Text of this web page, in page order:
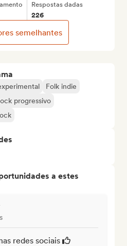
Folk indie
progressivo
a estes
redes sociais
Respostas dadas
226
semelhantes